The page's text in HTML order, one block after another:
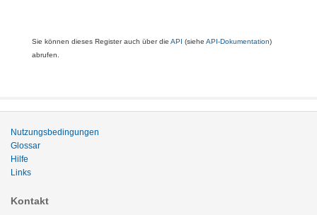
Sie können dieses Register auch über die API (siehe API-Dokumentation)
abrufen.
Nutzungsbedingungen
Glossar
Hilfe
Links
Kontakt